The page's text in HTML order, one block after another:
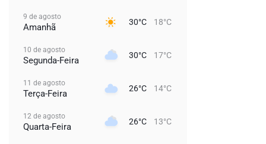
9 de agosto
Amanhã 30°C 18°C
10 de agosto
Segunda-Feira 30°C 17°C
11 de agosto
Terça-Feira 26°C 14°C
12 de agosto
Quarta-Feira 26°C 13°C